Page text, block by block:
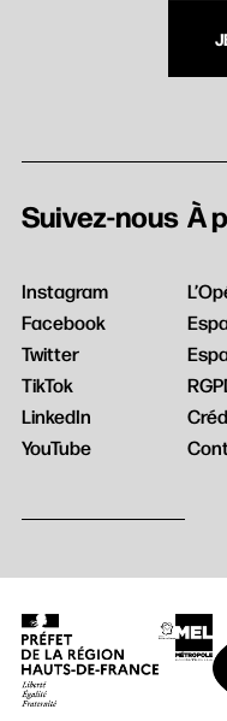
Suivez-nous
Instagram
Facebook
Twitter
TikTok
LinkedIn
YouTube
À